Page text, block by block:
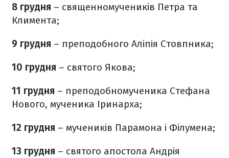
8 грудня – священномучеників Петра та
Климента;
9 грудня – преподобного Аліпія Стовпника;
10 грудня – святого Якова;
11 грудня – преподобномученика Стефана
Нового, мученика Іринарха;
12 грудня – мучеників Парамона і Філумена;
13 грудня – святого апостола Андрія